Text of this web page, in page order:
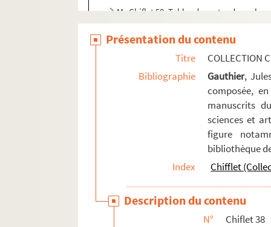
Ms Chiflet 58. Tables des actes du
Ms Chiflet 62. « Volume contenant
Ms Chiflet 63. « Police militaire, ou
Ms Chiflet 64. Epitaphes recueillies
Ms Chiflet 65. « Pièces historiques
Ms Chiflet 66. « Pièces historiques
Ms Chiflet 68. « Pièces historiques
Ms Chiflet 69. Supplément aux recueils
Présentation du contenu
Titre
COLLECTION
Bibliographie
Gauthier,
composée,
manuscrits
sciences et
figure
bibliothèque
Index
Chifflet
Description du contenu
N°
Chiflet 38